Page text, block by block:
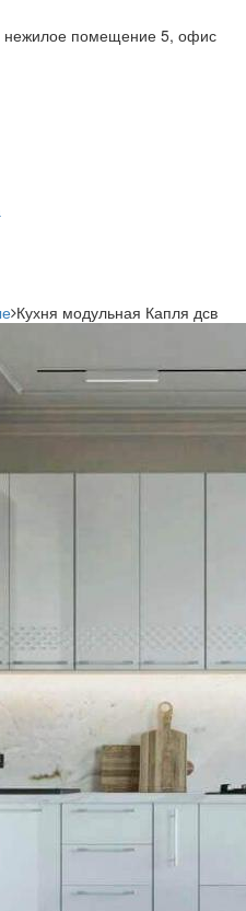
нежилое помещение 5, офис
Кухня модульная Капля дсв